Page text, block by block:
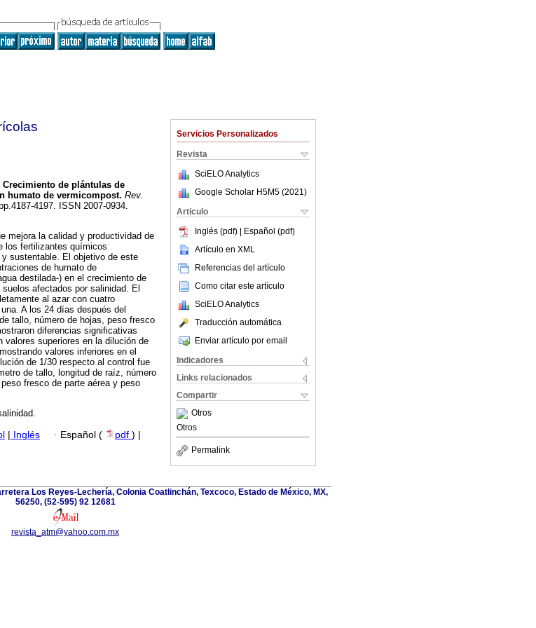
Servicios Personalizados
Revista
SciELO Analytics
Google Scholar H5M5 (2021 )
Articulo
Inglés (pdf) | Español (pdf)
Artículo en XML
Referencias del artículo
Como citar este artículo
SciELO Analytics
Traducción automática
Enviar artículo por email
Indicadores
Links relacionados
Compartir
Otros
Otros
Permalink
Crecimiento de plántulas de
humato de vermicompost. Rev.
4197. ISSN 2007-0934.
mejora la calidad y productividad de
los fertilizantes químicos
sustentable. El objetivo de este
de humato de
destilada-) en el crecimiento de
afectados por salinidad. El
al azar con cuatro
A los 24 días después del
tallo, número de hojas, peso fresco
diferencias significativas
superiores en la dilución de
valores inferiores en el
de 1/30 respecto al control fue
de tallo, longitud de raíz, número
fresco de parte aérea y peso
| Inglés · Español ( pdf ) |
Los Reyes-Lechería, Colonia Coatlinchán, Texcoco, Estado de México, MX,
56250, (52-595) 92 12681
revista_atm@yahoo.com.mx